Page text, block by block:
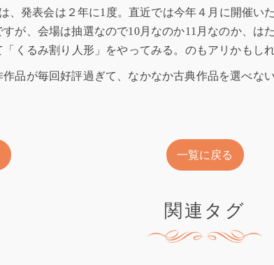
、発表会は２年に1度。直近では今年４月に開催い
が、会場は抽選なので10月なのか11月なのか、は
「くるみ割り人形」をやってみる。のもアリかもし
作品が毎回好評過ぎて、なかなか古典作品を選べな
一覧に戻る
関連タグ